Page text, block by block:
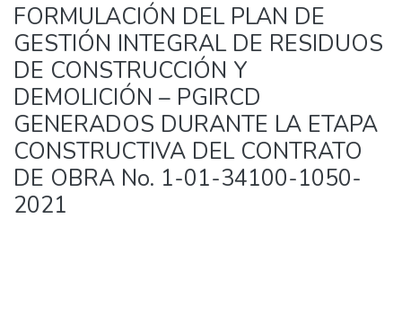
FORMULACIÓN DEL PLAN DE
GESTIÓN INTEGRAL DE RESIDUOS
DE CONSTRUCCIÓN Y
DEMOLICIÓN – PGIRCD
GENERADOS DURANTE LA ETAPA
CONSTRUCTIVA DEL CONTRATO
DE OBRA No. 1-01-34100-1050-
2021